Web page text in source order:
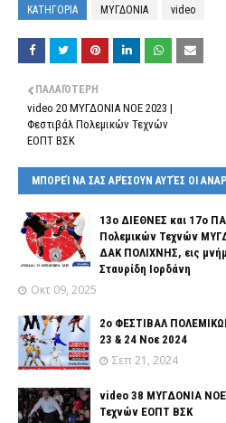
ΚΑΤΗΓΟΡΙΑ ΜΥΓΔΟΝΙΑ video
ΠΑΛΑΙΌΤΕΡΗ
video 20 ΜΥΓΔΟΝΙΑ ΝΟΕ 2023 |
Φεστιβάλ Πολεμικών Τεχνών
ΕΟΠΤ ΒΣΚ
ΜΠΟΡΕΊ ΝΑ ΣΑΣ ΑΡΈΣΟΥΝ ΑΥΤΈΣ ΟΙ
13o ΔΙΕΘΝΕΣ και 17ο
Πολεμικών Τεχνών
ΔΑΚ ΠΟΛΙΧΝΗΣ, εις
Σταυρίδη Ιορδάνη
Οκτ 09, 2025
2o ΦΕΣΤΙΒΑΛ
23 & 24 Νοε 2024
Σεπ 21, 2024
video 38 ΜΥΓΔΟΝΙΑ ΝΟΕ
Τεχνών ΕΟΠΤ ΒΣΚ